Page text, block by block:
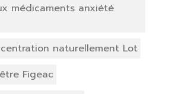
médicaments anxiété
naturellement Lot
Figeac